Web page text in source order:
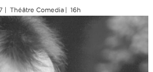
Théâtre Comedia 16h